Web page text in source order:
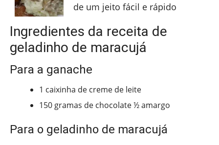
de um jeito fácil e rápido
Ingredientes da receita de
geladinho de maracujá
Para a ganache
1 caixinha de creme de leite
150 gramas de chocolate ½ amargo
Para o geladinho de maracujá